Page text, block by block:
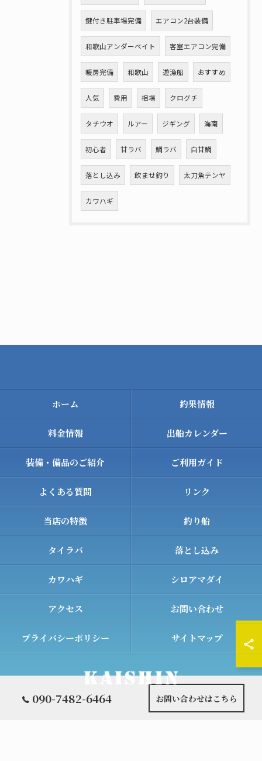
鍵付き駐車場完備 エアコン2台装備
和歌山アンダーベイト 客室エアコン完備
暖房完備 和歌山 遊漁船 おすすめ
人気 費用 相場 クログチ
タチウオ ルアー ジギング 海南
初心者 甘ラバ 鯛ラバ 白甘鯛
落とし込み 飲ませ釣り 太刀魚テンヤ
カワハギ
090-7482-6464 お問い合わせはこちら
ホーム 釣果情報
料金情報 出船カレンダー
装備・備品のご紹介 ご利用ガイド
よくある質問 リンク
当店の特徴 釣り船
タイラバ 落とし込み
カワハギ シロアマダイ
アクセス お問い合わせ
プライバシーポリシー サイトマップ